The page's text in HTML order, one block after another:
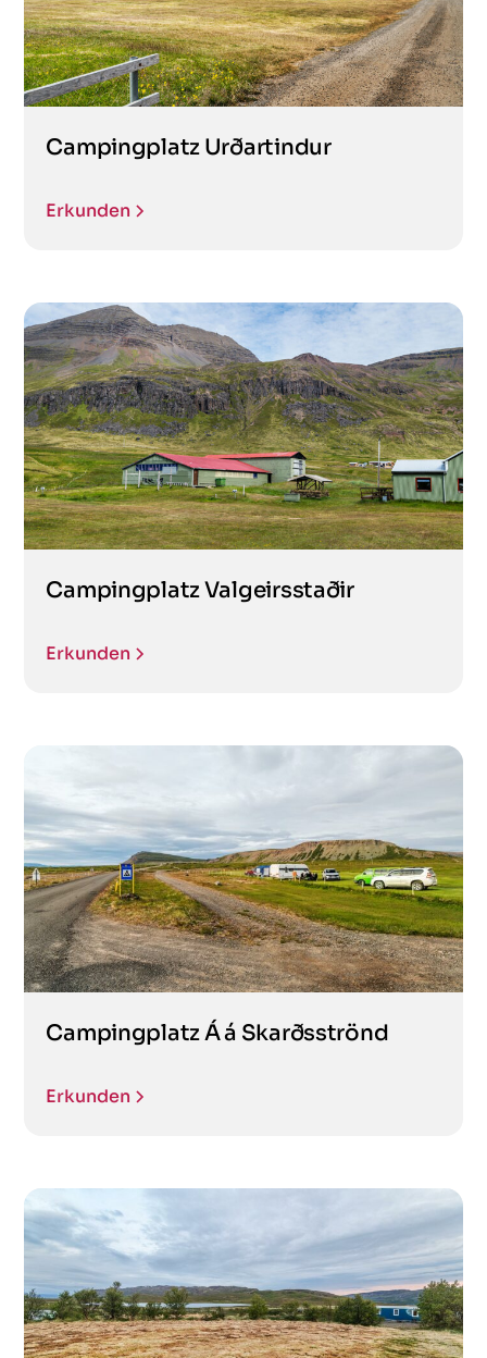
Campingplatz Urðartindur
Erkunden
Campingplatz Valgeirsstaðir
Erkunden
Campingplatz Á á Skarðsströnd
Erkunden